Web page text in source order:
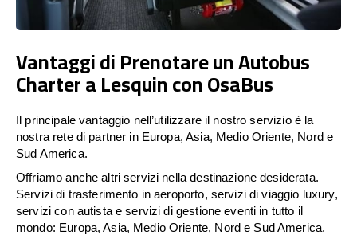
Vantaggi di Prenotare un Autobus
Charter a Lesquin con OsaBus
Il principale vantaggio nell’utilizzare il nostro servizio è la
nostra rete di partner in Europa, Asia, Medio Oriente, Nord e
Sud America.
Offriamo anche altri servizi nella destinazione desiderata.
Servizi di trasferimento in aeroporto, servizi di viaggio luxury,
servizi con autista e servizi di gestione eventi in tutto il
mondo: Europa, Asia, Medio Oriente, Nord e Sud America.